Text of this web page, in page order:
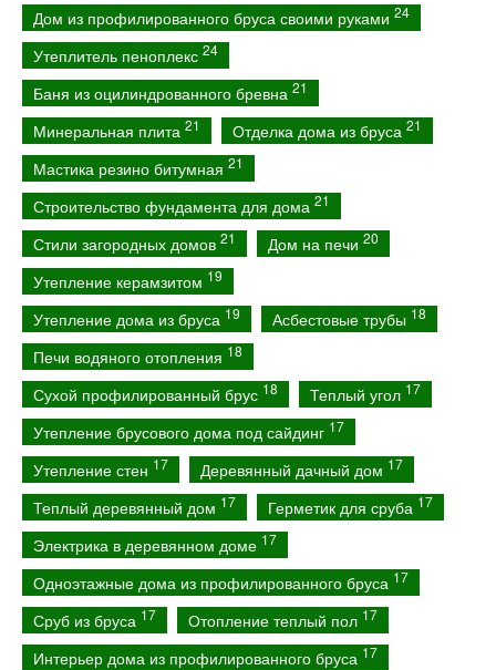
Дом из профилированного бруса своими руками 24
Утеплитель пеноплекс 24
Баня из оцилиндрованного бревна 21
Минеральная плита 21 Отделка дома из бруса 21
Мастика резино битумная 21
Строительство фундамента для дома 21
Стили загородных домов 21 Дом на печи 20
Утепление керамзитом 19
Утепление дома из бруса 19 Асбестовые трубы 18
Печи водяного отопления 18
Сухой профилированный брус 18 Теплый угол 17
Утепление брусового дома под сайдинг 17
Утепление стен 17 Деревянный дачный дом 17
Теплый деревянный дом 17 Герметик для сруба 17
Электрика в деревянном доме 17
Одноэтажные дома из профилированного бруса 17
Сруб из бруса 17 Отопление теплый пол 17
Интерьер дома из профилированного бруса 17